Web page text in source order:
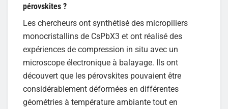
pérovskites ?
Les chercheurs ont synthétisé des micropiliers
monocristallins de CsPbX3 et ont réalisé des
expériences de compression in situ avec un
microscope électronique à balayage. Ils ont
découvert que les pérovskites pouvaient être
considérablement déformées en différentes
géométries à température ambiante tout en